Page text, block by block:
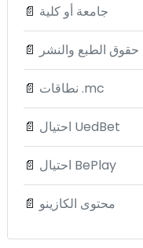
📄 جامعة أو كلية
📄 حقوق الطبع والنشر
📄 نطاقات .mc
📄 احتيال UedBet
📄 احتيال BePlay
📄 محتوى الكازينو